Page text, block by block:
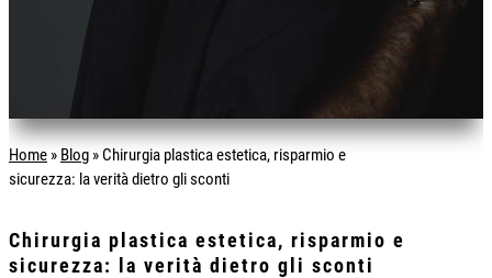
Home » Blog »Chirurgia plastica estetica, risparmio e
sicurezza: la verità dietro gli sconti
Chirurgia plastica estetica, risparmio e
sicurezza: la verità dietro gli sconti